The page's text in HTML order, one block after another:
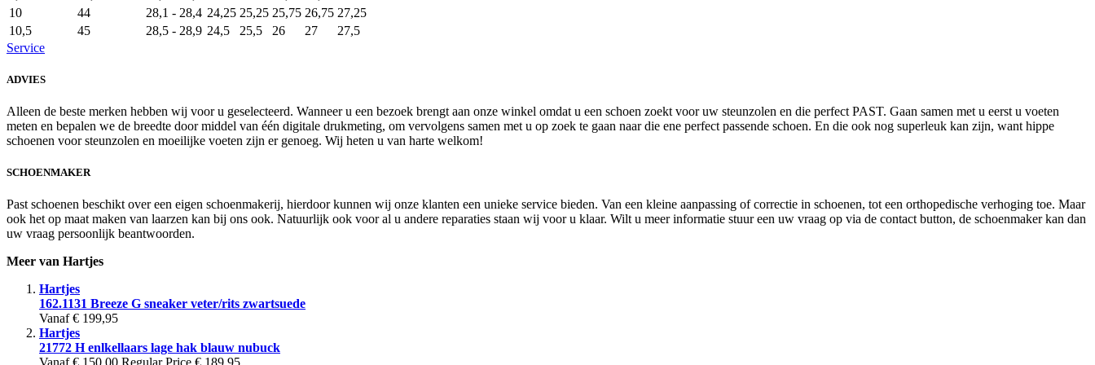
10
44 28,1 - 28,4 24,25 25,25 25,75 26,75 27,25
10,5
45 28,5 - 28,9 24,5 25,5 26 27
27,5
Service
ADVIES
Alleen de beste merken hebben wij voor u geselecteerd. Wanneer u een bezoek brengt aan onze winkel omdat u een schoen zoekt voor uw steunzolen en die perfect PAST. Gaan samen met u eerst u voeten
meten en bepalen we de breedte door middel van één digitale drukmeting, om vervolgens samen met u op zoek te gaan naar die ene perfect passende schoen. En die ook nog superleuk kan zijn, want hippe
schoenen voor steunzolen en moeilijke voeten zijn er genoeg. Wij heten u van harte welkom!
SCHOENMAKER
Past schoenen beschikt over een eigen schoenmakerij, hierdoor kunnen wij onze klanten een unieke service bieden. Van een kleine aanpassing of correctie in schoenen, tot een orthopedische verhoging toe. Maar
ook het op maat maken van laarzen kan bij ons ook. Natuurlijk ook voor al u andere reparaties staan wij voor u klaar. Wilt u meer informatie stuur een uw vraag op via de contact button, de schoenmaker kan dan
uw vraag persoonlijk beantwoorden.
Meer van Hartjes
Hartjes
162.1131 Breeze G sneaker veter/rits zwartsuede
Vanaf€ 199,95
Hartjes
21772 H enlkellaars lage hak blauw nubuck